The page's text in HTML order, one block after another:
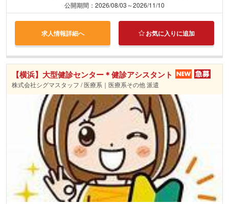
公開期間：2026/08/03～2026/11/10
求人情報詳細へ お気に入りに追加
【横浜】大型健診センター＊健診アシスタント
株式会社シグマスタッフ / 医療系｜医療系その他 派遣